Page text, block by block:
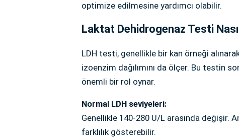
optimize edilmesine yardımcı olabilir.
Laktat Dehidrogenaz Testi Nasıl
LDH testi, genellikle bir kan örneği
izoenzim dağılımını da ölçer. Bu testin
önemli bir rol oynar.
Normal LDH seviyeleri:
Genellikle 140-280 U/L arasında değişir.
farklılık gösterebilir.